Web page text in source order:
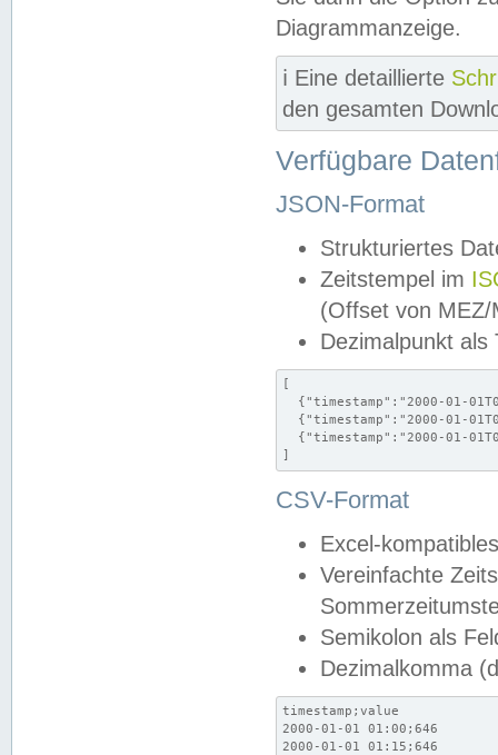
Diagrammanzeige.
ℹ️ Eine detaillierte
den gesamten
Verfügbare
JSON-Format
Strukturiertes
Zeitstempel im
(Offset von MEZ/
Dezimalpunkt als
[
{"timestamp":"2000-01-
{"timestamp":"2000-01-
{"timestamp":"2000-01-
]
CSV-Format
Excel-
Vereinfachte
Semikolon als
Dezimalkomma
timestamp;value
2000-01-01 01:00;646
2000-01-01 01:15;646